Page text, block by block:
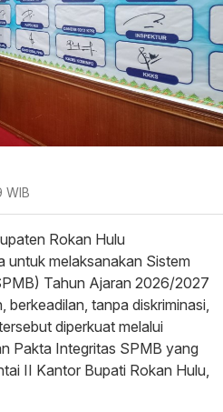
WIB
Rokan Hulu
untuk melaksanakan Sistem
Tahun Ajaran 2026/2027
berkeadilan, tanpa diskriminasi,
diperkuat melalui
Pakta Integritas SPMB yang
II Kantor Bupati Rokan Hulu,